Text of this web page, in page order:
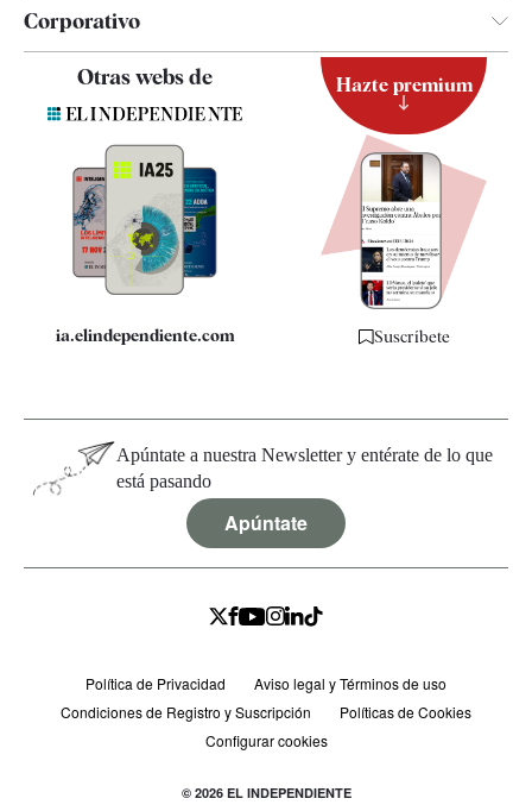
Corporativo
Contacto
Quiénes somos
Especificaciones
Otras webs de
ia.elindependiente.com
Hazte premium
Suscríbete
Apúntate a nuestra Newsletter y entérate de lo que
está pasando
Apúntate
Política de Privacidad
Aviso legal y Términos de uso
Condiciones de Registro y Suscripción
Políticas de Cookies
Configurar cookies
© 2026 EL INDEPENDIENTE